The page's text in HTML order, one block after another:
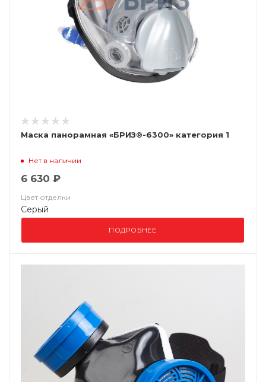
Маска панорамная «БРИЗ®-6300» категория 1
Нет в наличии
6 630 ₽
Цвет отделки
Серый
ПОДРОБНЕЕ